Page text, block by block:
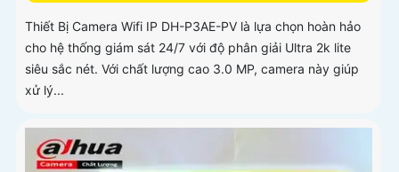
Thiết Bị Camera Wifi IP DH-P3AE-PV là lựa chọn hoàn hảo
cho hệ thống giám sát 24/7 với độ phân giải Ultra 2k lite
siêu sắc nét. Với chất lượng cao 3.0 MP, camera này giúp
xử lý...